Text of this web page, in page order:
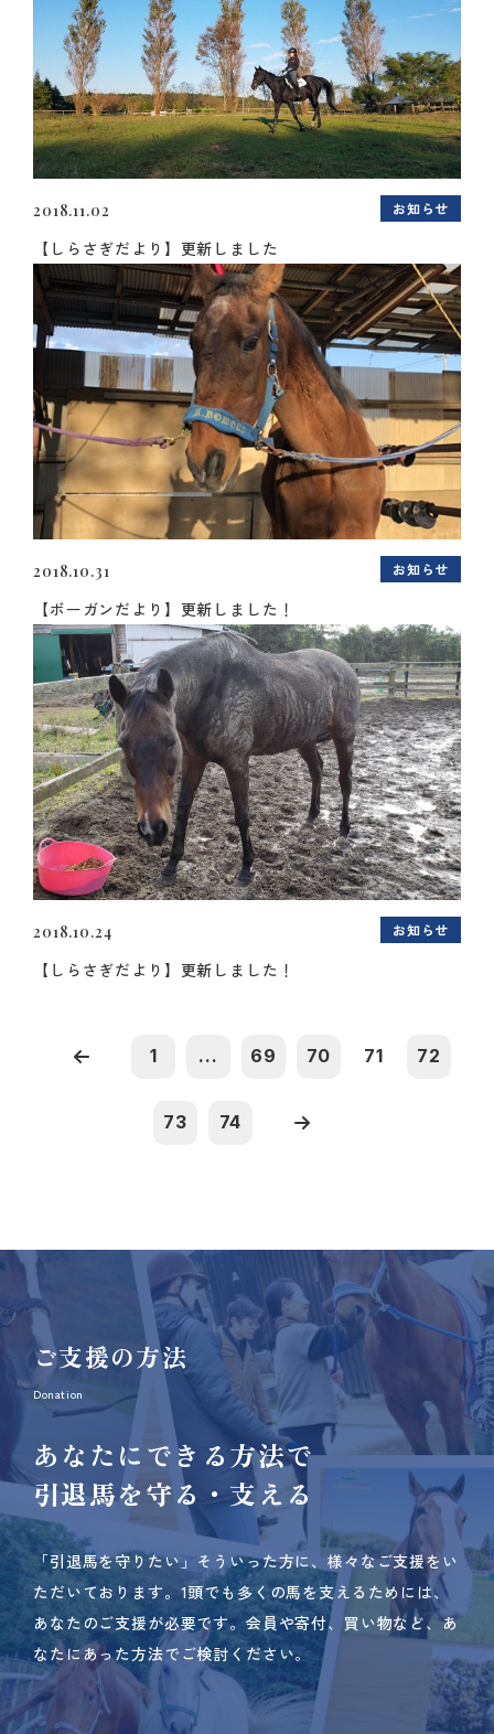
2018.11.02 お知らせ
【しらさぎだより】更新しました
2018.10.31 お知らせ
【ボーガンだより】更新しました！
2018.10.24 お知らせ
【しらさぎだより】更新しました！
1 ... 69 70 71 72
73 74
ご支援の方法
Donation
あなたにできる方法で
引退馬を守る・支える
「引退馬を守りたい」そういった方に、様々なご支援をい
ただいております。 1頭でも多くの馬を支えるためには、
あなたのご支援が必要です。 会員や寄付、買い物など、あ
なたにあった方法でご検討ください。